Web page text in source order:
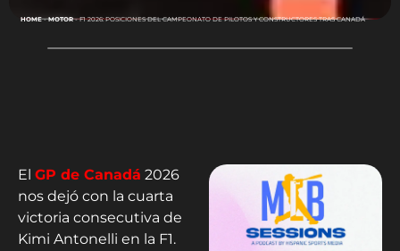
HOME-MOTOR-F1 2026: POSICIONES DEL CAMPEONATO DE PILOTOS Y CONSTRUCTORES TRAS CANADÁ
El GP de Canadá 2026
nos dejó con la cuarta
victoria consecutiva de
Kimi Antonelli en la F1.